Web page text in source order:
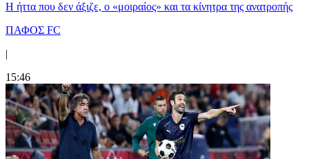
Η ήττα που δεν άξιζε, ο «μοιραίος» και τα κίνητρα της ανατροπής
ΠΑΦΟΣ FC
|
15:46